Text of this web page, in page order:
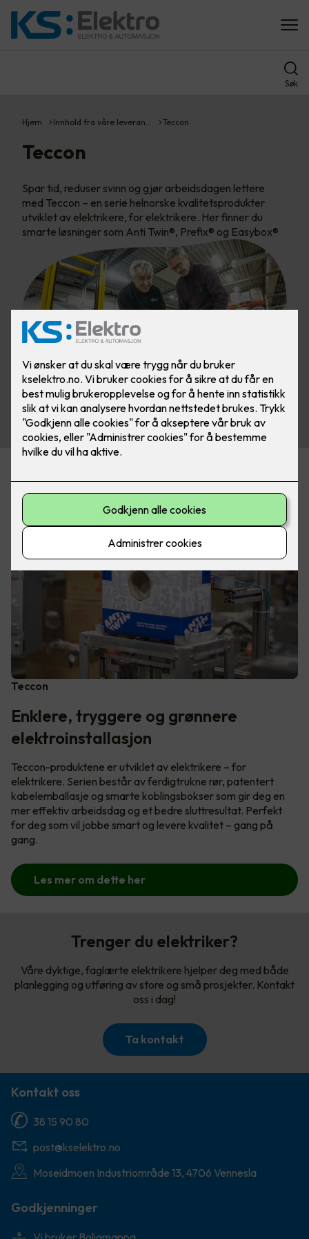
Søk
Hjem Innhold fra våre leveran… Teccon
Teccon
Spar tid, reduser svinn og gjør arbeidsdagen lettere
med Teccon – en serie helnorske kvalitetsprodukter
utviklet av elektrikere, for elektrikere. Her finner du
smarte løsninger som Anti Twin®, Prefix® og Easybox®
Teccon
Enklere, tryggere og grønnere
elektroinstallasjon
Teccon-produktene er utviklet av elektrikere – for
elektrikere. Serien består av ferdigtrukne rør, patentert
kabelemballasje og smarte koblingsbokser som gir deg en
mer effektiv arbeidsdag og et bedre sluttresultat. Perfekt
for deg som vil jobbe smart og levere kvalitet – gang på
gang.
Les mer om dette her
Trenger du elektriker?
Våre dyktige, faglærte elektrikere hjelper deg med både
planlegging og utføring av store og små prosjekter. Kontakt
oss i dag!
Ta kontakt
Kontakt oss
38 15 90 80
post@kselektro.no
Moseidmoen Industriområde 13, 4706 Vennesla
Godkjenninger